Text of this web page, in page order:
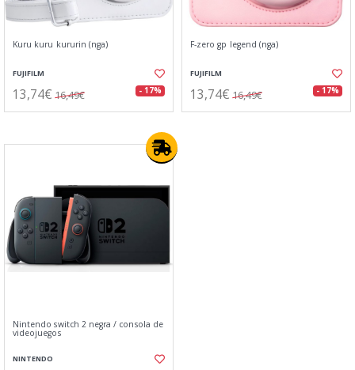
Kuru kuru kururin (nga)
FUJIFILM
13,74€ 16,49€ - 17%
F-zero gp legend (nga)
FUJIFILM
13,74€ 16,49€ - 17%
Nintendo switch 2 negra / consola de
videojuegos
NINTENDO